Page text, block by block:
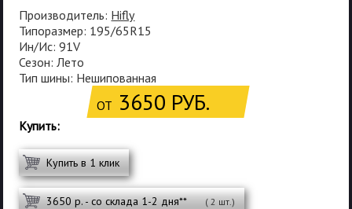
Производитель: Hifly
Типоразмер: 195/65R15
Ин/Ис: 91V
Сезон: Лето
Тип шины: Нешипованная
ОТ 3650 РУБ.
Купить:
Купить в 1 клик
3650 р. - со склада 1-2 дня** ( 2 шт.)